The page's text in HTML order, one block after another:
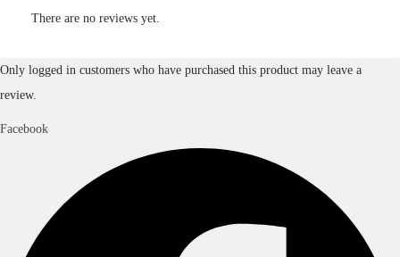
There are no reviews yet.
Only logged in customers who have purchased this product may leave a
review.
Facebook